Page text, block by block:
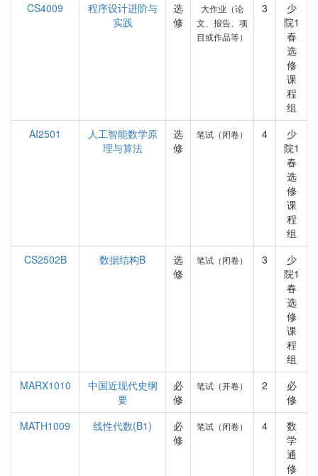
CS4009
程序设计进阶与
实践
选
修
大作业（论
文、报告、项
目或作品等）
3
少
院1
春
选
修
课
程
组
AI2501
人工智能数学原
理与算法
选
修
笔试（闭卷） 4
少
院1
春
选
修
课
程
组
CS2502B
数据结构B
选
修
笔试（闭卷） 3
少
院1
春
选
修
课
程
组
MARX1010
中国近现代史纲
要
必
修
笔试（开卷） 2
必
修
MATH1009
线性代数(B1)
必
修
笔试（闭卷） 4
数
学
通
修